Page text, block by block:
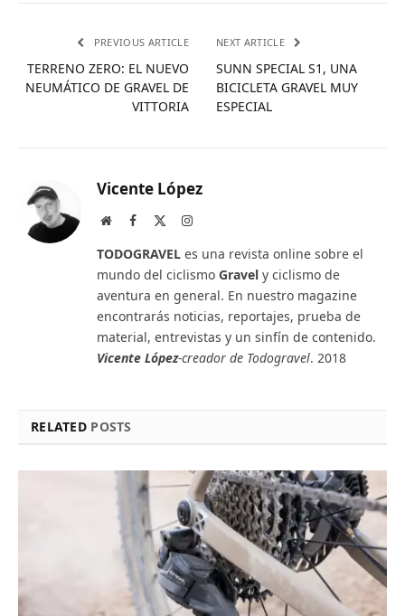
PREVIOUS ARTICLE
TERRENO ZERO: EL NUEVO
NEUMÁTICO DE GRAVEL DE
VITTORIA
NEXT ARTICLE
SUNN SPECIAL S1, UNA
BICICLETA GRAVEL MUY
ESPECIAL
Vicente López
WebsiteFacebook Instagram
TODOGRAVEL es una revista online sobre el
mundo del ciclismo Gravel y ciclismo de
aventura en general. En nuestro magazine
encontrarás noticias, reportajes, prueba de
material, entrevistas y un sinfín de contenido.
Vicente López-creador de Todogravel. 2018
RELATED POSTS